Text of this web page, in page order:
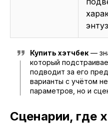
Купить хэтчбек —
который
подводит за его
варианты с учётом
параметров, но и
Сценарии, где